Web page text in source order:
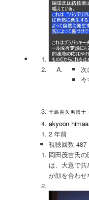
次
今
千島喜久男博士
akyoon
2 年前
視聴回数 487
岡田茂吉氏
は、大意で
が顔を合わせ